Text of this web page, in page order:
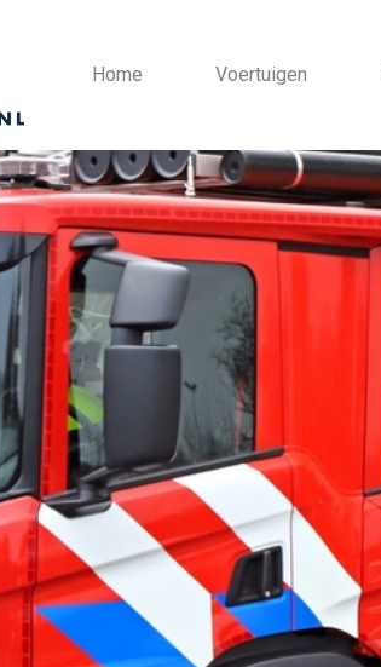
Home Voertuigen